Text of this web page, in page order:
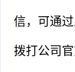
信，可通
拨打公司